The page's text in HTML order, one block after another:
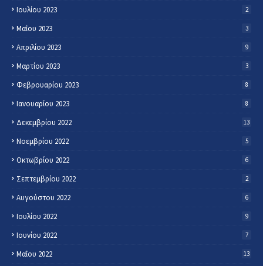
Ιουλίου 2023 2
Μαΐου 2023 3
Απριλίου 2023 9
Μαρτίου 2023 3
Φεβρουαρίου 2023 8
Ιανουαρίου 2023 8
Δεκεμβρίου 2022 13
Νοεμβρίου 2022 5
Οκτωβρίου 2022 6
Σεπτεμβρίου 2022 2
Αυγούστου 2022 6
Ιουλίου 2022 9
Ιουνίου 2022 7
Μαΐου 2022 13